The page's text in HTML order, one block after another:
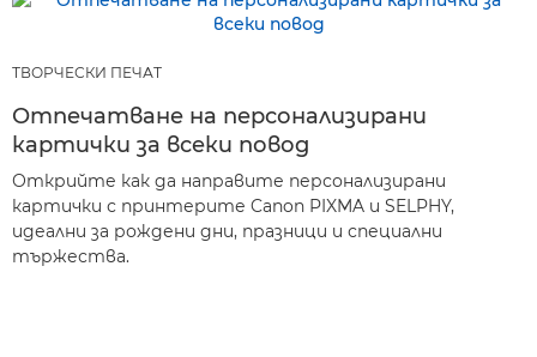
ТВОРЧЕСКИ ПЕЧАТ
Отпечатване на персонализирани
картички за всеки повод
Открийте как да направите персонализирани
картички с принтерите Canon PIXMA и SELPHY,
идеални за рождени дни, празници и специални
тържества.